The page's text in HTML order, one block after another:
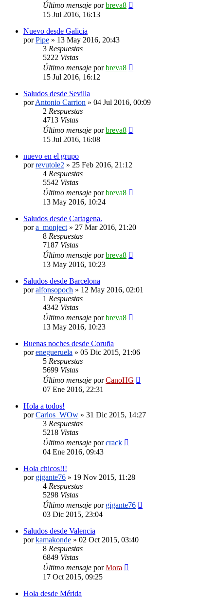
Último mensaje porbreva8
15 Jul 2016, 16:13
Nuevo desde Galicia
porPipe » 13 May 2016, 20:43
3 Respuestas
5222 Vistas
Último mensaje porbreva8
15 Jul 2016, 16:12
Saludos desde Sevilla
porAntonio Carrion » 04 Jul 2016, 00:09
2 Respuestas
4713 Vistas
Último mensaje porbreva8
15 Jul 2016, 16:08
nuevo en el grupo
porrevutole2 » 25 Feb 2016, 21:12
4 Respuestas
5542 Vistas
Último mensaje porbreva8
13 May 2016, 10:24
Saludos desde Cartagena.
pora_monject » 27 Mar 2016, 21:20
8 Respuestas
7187 Vistas
Último mensaje porbreva8
13 May 2016, 10:23
Saludos desde Barcelona
poralfonsopoch » 12 May 2016, 02:01
1 Respuestas
4342 Vistas
Último mensaje porbreva8
13 May 2016, 10:23
Buenas noches desde Coruña
porenegueruela » 05 Dic 2015, 21:06
5 Respuestas
5699 Vistas
Último mensaje porCanoHG
07 Ene 2016, 22:31
Hola a todos!
porCarlos_WOw » 31 Dic 2015, 14:27
3 Respuestas
5218 Vistas
Último mensaje porcrack
04 Ene 2016, 09:43
Hola chicos!!!
por gigante76 » 19 Nov 2015, 11:28
4 Respuestas
5298 Vistas
Último mensaje por gigante76
03 Dic 2015, 23:04
Saludos desde Valencia
porkamakonde » 02 Oct 2015, 03:40
8 Respuestas
6849 Vistas
Último mensaje porMora
17 Oct 2015, 09:25
Hola desde Mérida